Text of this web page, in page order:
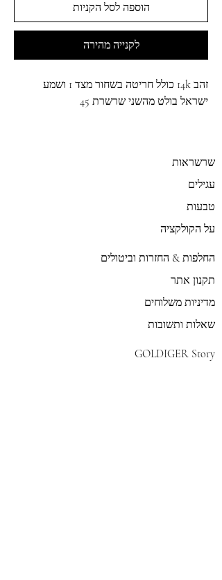
הוספה לסל הקניות
לקנייה מהירה
זהב 14k כולל חריטה בשחור מצד 1 ושמע
ישראל בולט מהשני שרשרת 45
שרשראות
עגילים
טבעות
על הקולקציה
החלפות & החזרות וביטולים
תקנון אתר
מדיניות משלוחים
שאלות ותשובות
GOLDIGER Story